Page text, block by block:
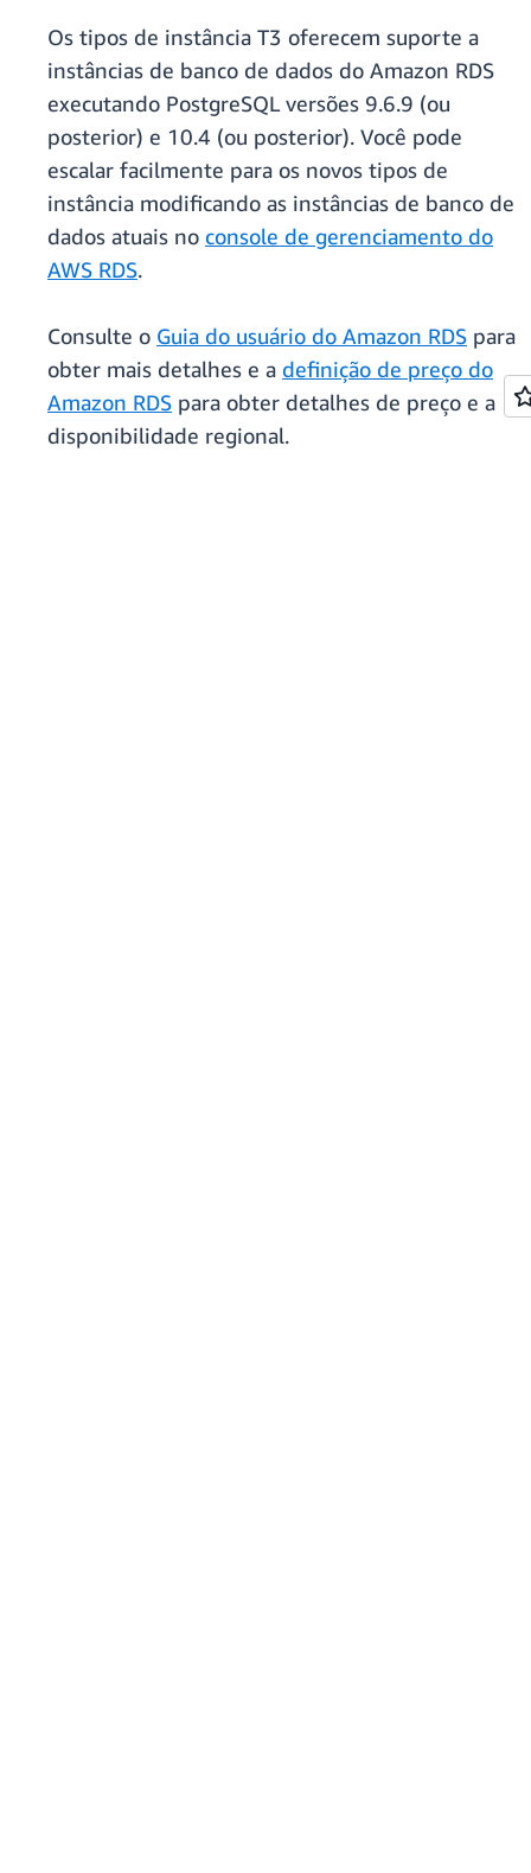
Os tipos de instância T3 oferecem suporte a
instâncias de banco de dados do Amazon RDS
executando PostgreSQL versões 9.6.9 (ou
posterior) e 10.4 (ou posterior). Você pode
escalar facilmente para os novos tipos de
instância modificando as instâncias de banco de
dados atuais no console de gerenciamento do
AWS RDS.
Consulte o Guia do usuário do Amazon RDS para
obter mais detalhes e a definição de preço do
Amazon RDS para obter detalhes de preço e a
disponibilidade regional.